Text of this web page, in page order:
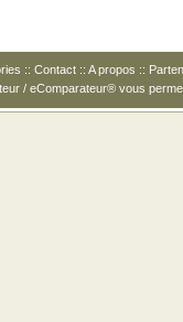
:: Contact :: A propos ::
/ eComparateur® vous